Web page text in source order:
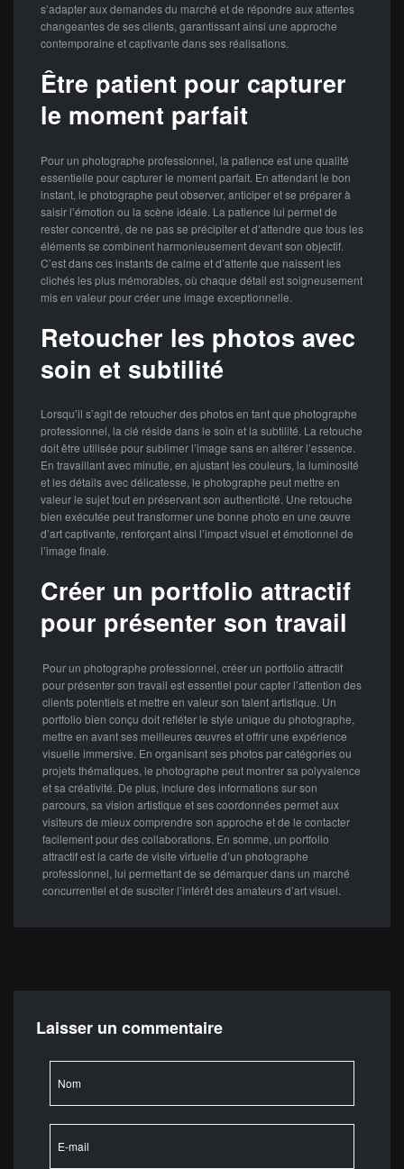
s’adapter aux demandes du marché et de répondre aux attentes
changeantes de ses clients, garantissant ainsi une approche
contemporaine et captivante dans ses réalisations.
Être patient pour capturer
le moment parfait
Pour un photographe professionnel, la patience est une qualité
essentielle pour capturer le moment parfait. En attendant le bon
instant, le photographe peut observer, anticiper et se préparer à
saisir l’émotion ou la scène idéale. La patience lui permet de
rester concentré, de ne pas se précipiter et d’attendre que tous les
éléments se combinent harmonieusement devant son objectif.
C’est dans ces instants de calme et d’attente que naissent les
clichés les plus mémorables, où chaque détail est soigneusement
mis en valeur pour créer une image exceptionnelle.
Retoucher les photos avec
soin et subtilité
Lorsqu’il s’agit de retoucher des photos en tant que photographe
professionnel, la clé réside dans le soin et la subtilité. La retouche
doit être utilisée pour sublimer l’image sans en altérer l’essence.
En travaillant avec minutie, en ajustant les couleurs, la luminosité
et les détails avec délicatesse, le photographe peut mettre en
valeur le sujet tout en préservant son authenticité. Une retouche
bien exécutée peut transformer une bonne photo en une œuvre
d’art captivante, renforçant ainsi l’impact visuel et émotionnel de
l’image finale.
Créer un portfolio attractif
pour présenter son travail
Pour un photographe professionnel, créer un portfolio attractif
pour présenter son travail est essentiel pour capter l’attention des
clients potentiels et mettre en valeur son talent artistique. Un
portfolio bien conçu doit refléter le style unique du photographe,
mettre en avant ses meilleures œuvres et offrir une expérience
visuelle immersive. En organisant ses photos par catégories ou
projets thématiques, le photographe peut montrer sa polyvalence
et sa créativité. De plus, inclure des informations sur son
parcours, sa vision artistique et ses coordonnées permet aux
visiteurs de mieux comprendre son approche et de le contacter
facilement pour des collaborations. En somme, un portfolio
attractif est la carte de visite virtuelle d’un photographe
professionnel, lui permettant de se démarquer dans un marché
concurrentiel et de susciter l’intérêt des amateurs d’art visuel.
Laisser un commentaire